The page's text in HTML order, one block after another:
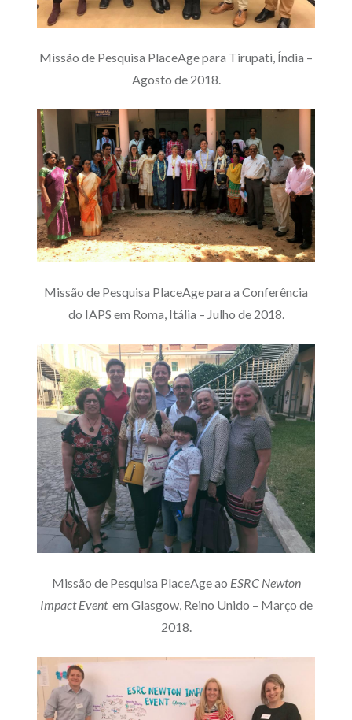
Missão de Pesquisa PlaceAge para Tirupati, Índia –
Agosto de 2018.
Missão de Pesquisa PlaceAge para a Conferência
do IAPS em Roma, Itália – Julho de 2018.
Missão de Pesquisa PlaceAge ao ESRC Newton
Impact Eventem Glasgow, Reino Unido – Março de
2018.